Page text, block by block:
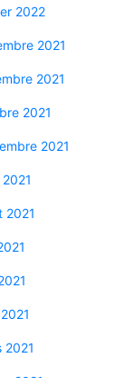
2022
2021
2021
2021
2021
2021
2021